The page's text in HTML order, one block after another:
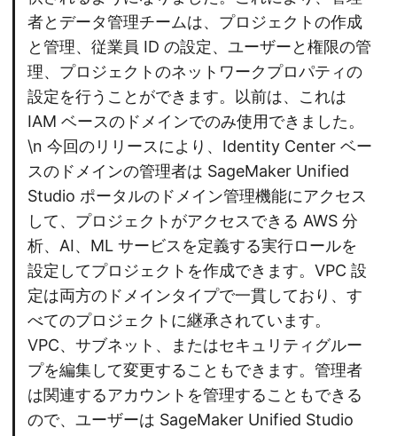
者とデータ管理チームは、プロジェクトの作成
と管理、従業員 ID の設定、ユーザーと権限の管
理、プロジェクトのネットワークプロパティの
設定を行うことができます。以前は、これは
IAM ベースのドメインでのみ使用できました。
\n 今回のリリースにより、Identity Center ベー
スのドメインの管理者は SageMaker Unified
Studio ポータルのドメイン管理機能にアクセス
して、プロジェクトがアクセスできる AWS 分
析、AI、ML サービスを定義する実行ロールを
設定してプロジェクトを作成できます。VPC 設
定は両方のドメインタイプで一貫しており、す
べてのプロジェクトに継承されています。
VPC、サブネット、またはセキュリティグルー
プを編集して変更することもできます。管理者
は関連するアカウントを管理することもできる
ので、ユーザーは SageMaker Unified Studio